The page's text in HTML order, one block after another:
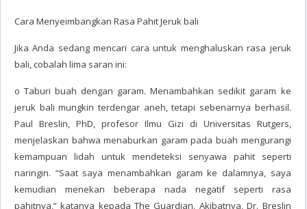
Cara Menyeimbangkan Rasa Pahit Jeruk bali
Jika Anda sedang mencari cara untuk menghaluskan rasa jeruk
bali, cobalah lima saran ini:
o Taburi buah dengan garam. Menambahkan sedikit garam ke
jeruk bali mungkin terdengar aneh, tetapi sebenarnya berhasil.
Paul Breslin, PhD, profesor Ilmu Gizi di Universitas Rutgers,
menjelaskan bahwa menaburkan garam pada buah mengurangi
kemampuan lidah untuk mendeteksi senyawa pahit seperti
naringin. “Saat saya menambahkan garam ke dalamnya, saya
kemudian menekan beberapa nada negatif seperti rasa
pahitnya,” katanya kepada The Guardian. Akibatnya, Dr. Breslin